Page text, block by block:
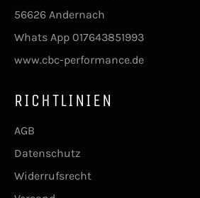
56626 Andernach
Whats App 017643851993
www.cbc-performance.de
RICHTLINIEN
AGB
Datenschutz
Widerrufsrecht